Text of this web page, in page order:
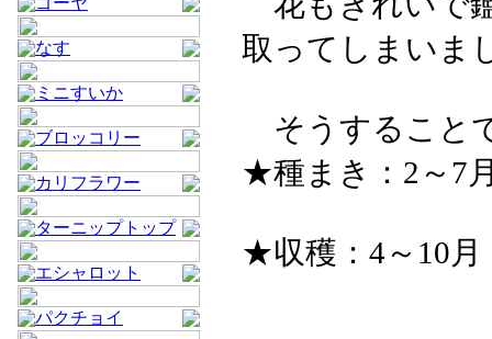
なす
ミニすいか
ブロッコリー
カリフラワー
ターニップトップ
エシャロット
パクチョイ
取ってしまいま
そうすること
★種まき：2～7
★収穫：4～10月